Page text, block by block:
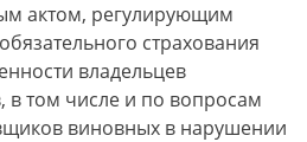
актом, регулирующим
страхования
владельцев
в том числе и по вопросам
виновных в нарушении